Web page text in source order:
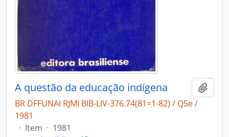
A questão da educação indígena
BR DFFUNAI RJMI BIB-LIV-376.74(81=1-82) / Q5e /
1981
· Item · 1981